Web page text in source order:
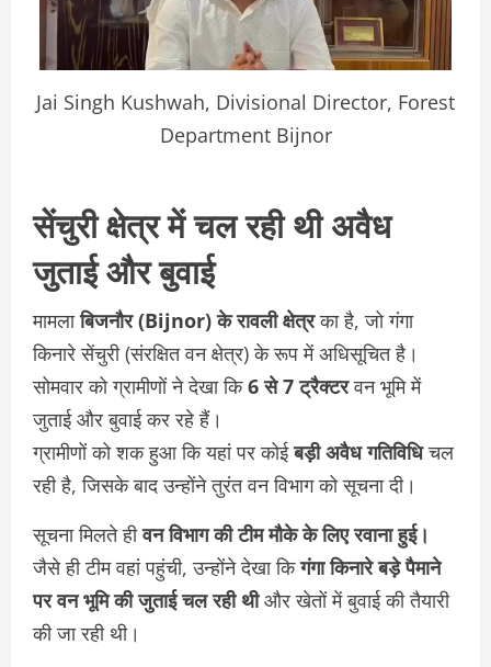
Jai Singh Kushwah, Divisional Director, Forest
Department Bijnor
सेंचुरी क्षेत्र में चल रही थी अवैध
जुताई और बुवाई
मामलाबिजनौर (Bijnor) के रावली क्षेत्रका है, जो गंगा
किनारे सेंचुरी (संरक्षित वन क्षेत्र) के रूप में अधिसूचित है।
सोमवार को ग्रामीणों ने देखा कि6 से 7 ट्रैक्टरवन भूमि में
जुताई और बुवाई कर रहे हैं।
ग्रामीणों को शक हुआ कि यहां पर कोईबड़ी अवैध गतिविधिचल
रही है, जिसके बाद उन्होंने तुरंत वन विभाग को सूचना दी।
सूचना मिलते हीवन विभाग की टीम मौके के लिए रवाना हुई।
जैसे ही टीम वहां पहुंची, उन्होंने देखा किगंगा किनारे बड़े पैमाने
पर वन भूमि की जुताई चल रही थीऔर खेतों में बुवाई की तैयारी
की जा रही थी।